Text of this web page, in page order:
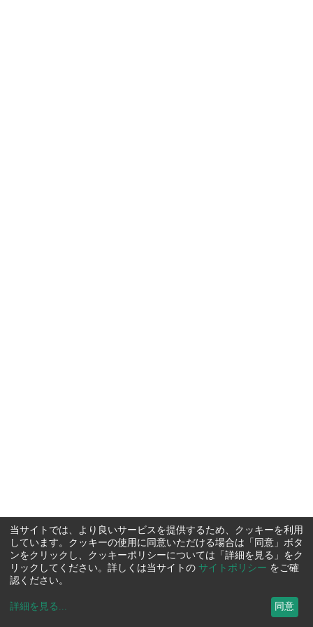
当サイトでは、より良いサービスを提供するため、クッキーを利用
しています。クッキーの使用に同意いただける場合は「同意」ボタ
ンをクリックし、クッキーポリシーについては「詳細を見る」をク
リックしてください。詳しくは当サイトの サイトポリシー をご確
認ください。
詳細を見る ... 同意